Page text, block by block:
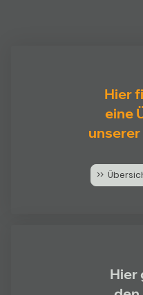
Hier
eine
>>
Hier